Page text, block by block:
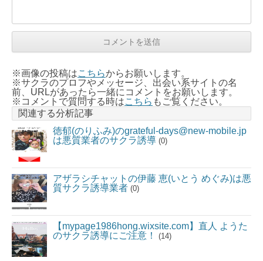
※画像の投稿はこちらからお願いします。
※サクラのプロフやメッセージ、出会い系サイトの名
前、URLがあったら一緒にコメントをお願いします。
※コメントで質問する時はこちら もご覧ください。
関連する分析記事
徳郁(のりふみ)のgrateful-days@new-mobile.jp
は悪質業者のサクラ誘導 (0)
アザラシチャットの伊藤 恵(いとう めぐみ)は悪
質サクラ誘導業者 (0)
【mypage1986hong.wixsite.com】直人 ようた
のサクラ誘導にご注意！
(14)